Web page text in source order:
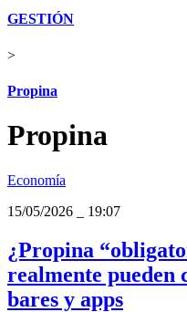
GESTIÓN
>
Propina
Propina
Economía
15/05/2026
19:07
¿Propina
realmente pueden
bares y apps